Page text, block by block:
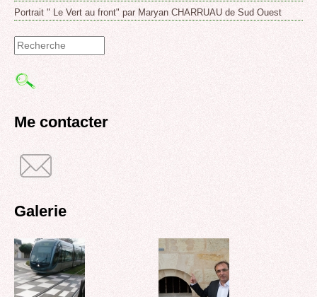
Portrait " Le Vert au front" par Maryan CHARRUAU de Sud Ouest
de
Me contacter
Galerie